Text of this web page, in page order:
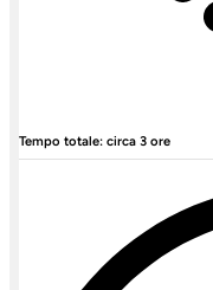
Tempo totale: circa 3 ore